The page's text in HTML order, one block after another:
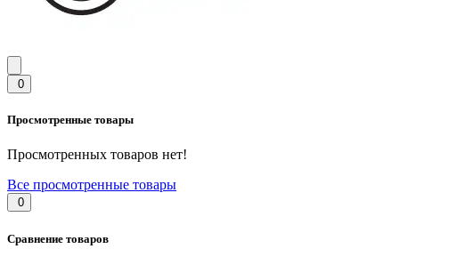
0
Просмотренные товары
Просмотренных товаров нет!
Все просмотренные товары
0
Сравнение товаров